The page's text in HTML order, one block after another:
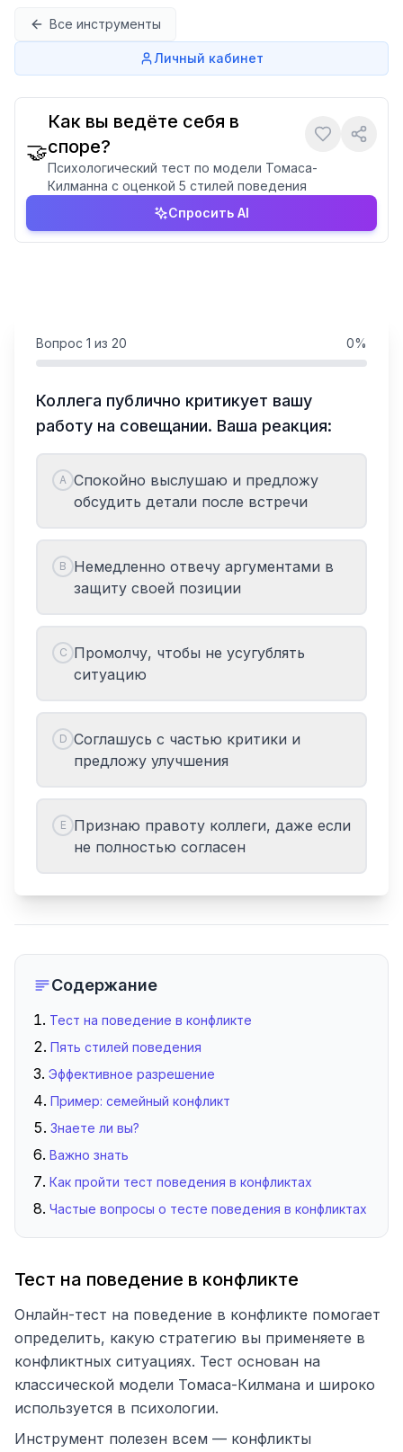
Все инструменты
Личный кабинет
🤝
Как вы ведёте себя в
споре?
Психологический тест по модели Томаса-
Килманна с оценкой 5 стилей поведения
Спросить AI
Вопрос 1 из 20 0%
Коллега публично критикует вашу
работу на совещании. Ваша реакция:
A Спокойно выслушаю и предложу
обсудить детали после встречи
B
Немедленно отвечу аргументами в
защиту своей позиции
C Промолчу, чтобы не усугублять
ситуацию
D Соглашусь с частью критики и
предложу улучшения
E
Признаю правоту коллеги, даже если
не полностью согласен
Содержание
Тест на поведение в конфликте
Пять стилей поведения
Эффективное разрешение
Пример: семейный конфликт
Знаете ли вы?
Важно знать
Как пройти тест поведения в конфликтах
Частые вопросы о тесте поведения в конфликтах
Тест на поведение в конфликте
Онлайн-тест на поведение в конфликте помогает
определить, какую стратегию вы применяете в
конфликтных ситуациях. Тест основан на
классической модели Томаса-Килмана и широко
используется в психологии.
Инструмент полезен всем — конфликты